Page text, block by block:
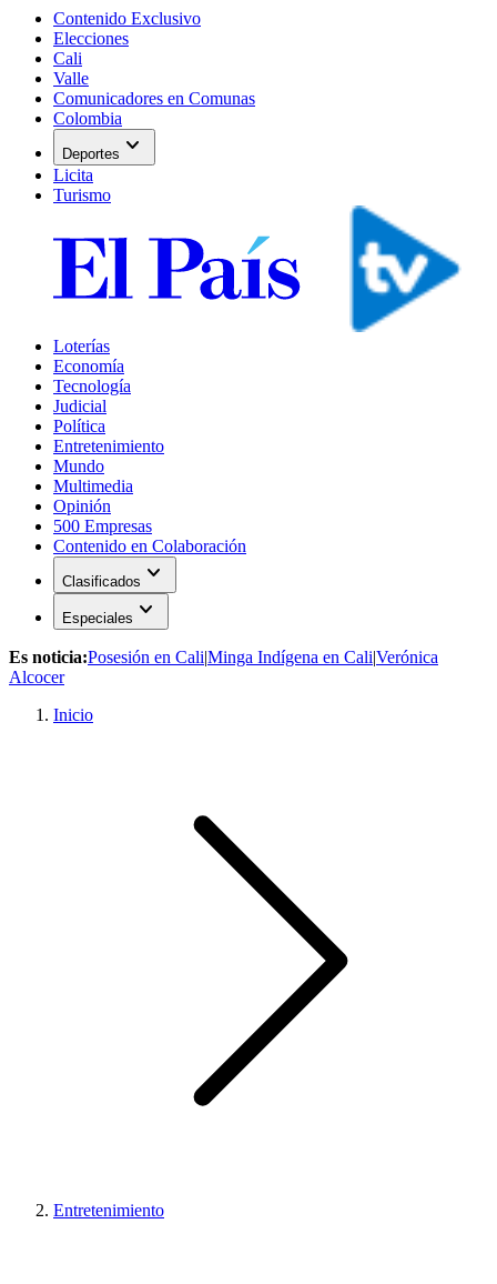
Contenido Exclusivo
Elecciones
Cali
Valle
Comunicadores en Comunas
Colombia
Deportes expand_more
Licita
Turismo
Loterías
Economía
Tecnología
Judicial
Política
Entretenimiento
Mundo
Multimedia
Opinión
500 Empresas
Contenido en Colaboración
Clasificados expand_more
Especiales expand_more
Es noticia:Posesión en Cali|Minga Indígena en Cali|Verónica
Alcocer
Inicio
Entretenimiento